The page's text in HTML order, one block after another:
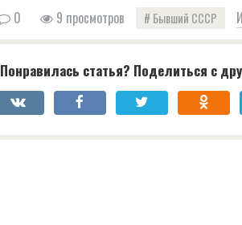
0 9 просмотров Бывший СССР
Понравилась статья? Поделиться с